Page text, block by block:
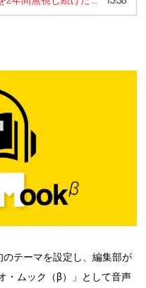
テーマを設定し、編集部が
・ムック（β）」として音声